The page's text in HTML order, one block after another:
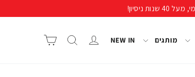
מותגים NEW IN התחבר/י חיפוש